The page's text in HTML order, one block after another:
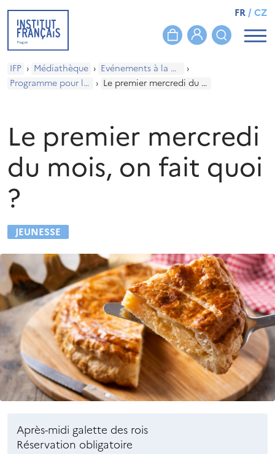
FR/CZ
IFP › Médiathèque › Evénements à la médiathèque
›
Programme pour les enfants › Le premier mercredi du mois, on fait quoi ?
Le premier mercredi
du mois, on fait quoi
?
JEUNESSE
Après-midi galette des rois
Réservation obligatoire